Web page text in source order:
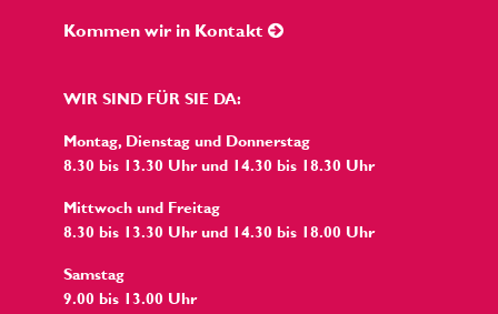
Kommen wir in Kontakt
WIR SIND FÜR SIE DA:
Montag, Dienstag und Donnerstag
8.30 bis 13.30 Uhr und 14.30 bis 18.30 Uhr
Mittwoch und Freitag
8.30 bis 13.30 Uhr und 14.30 bis 18.00 Uhr
Samstag
9.00 bis 13.00 Uhr